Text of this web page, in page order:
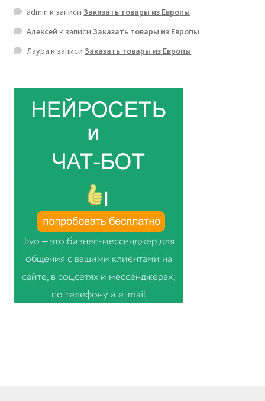
admin к записиЗаказать товары из Европы
Алексей к записиЗаказать товары из Европы
Лаура к записиЗаказать товары из Европы